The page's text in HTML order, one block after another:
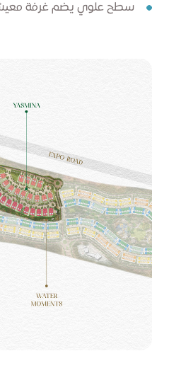
سطح علوي يضم غرفة